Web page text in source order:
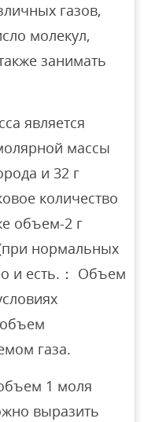
газов,
молекул,
занимать
является
массы
и 32 г
количество
объем-2 г
нормальных
и есть.： Объем
объем
газа.
1 моля
выразить